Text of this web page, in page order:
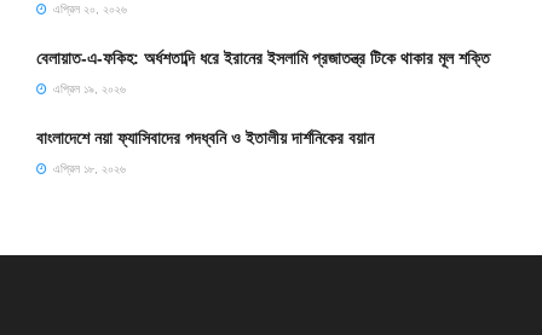
এপ্রিল ২০, ২০২৬
বেলায়াত-এ-ফকিহ: অর্ধশতাব্দি ধরে ইরানের ইসলামি প্রজাতন্ত্র টিকে থাকার মূল শক্তি
এপ্রিল ১৯, ২০২৬
বাংলাদেশে নয়া ফ্যাসিবাদের পদধ্বনি ও ইতালীয় দার্শনিকের বয়ান
এপ্রিল ১৮, ২০২৬